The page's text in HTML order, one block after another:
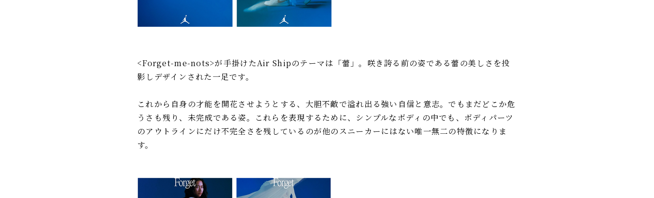
<Forget-me-nots>が手掛けたAir Shipのテーマは「蕾」。咲き誇る前の姿である蕾の美しさを投
影しデザインされた一足です。
これから自身の才能を開花させようとする、大胆不敵で溢れ出る強い自信と意志。でもまだどこか危
うさも残り、未完成である姿。これらを表現するために、シンプルなボディの中でも、ボディパーツ
のアウトラインにだけ不完全さを残しているのが他のスニーカーにはない唯一無二の特徴になりま
す。